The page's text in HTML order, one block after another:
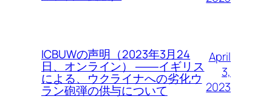
ICBUWの声明（2023年3月24
日、オンライン） ――イギリス
による、ウクライナへの劣化ウ
ラン砲弾の供与について
April
3,
2023